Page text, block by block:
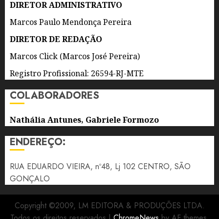
DE 2026
DIRETOR ADMINISTRATIVO
Marcos Paulo Mendonça Pereira
DIRETOR DE REDAÇÃO
Marcos Click (Marcos José Pereira)
Registro Profissional: 26594-RJ-MTE
COLABORADORES
Nathália Antunes, Gabriele Formozo
ENDEREÇO:
RUA EDUARDO VIEIRA, nº48, Lj 102 CENTRO, SÃO
GONÇALO
Copyright ©2009, LM EDITORA & PRODUÇÕES LTDA.